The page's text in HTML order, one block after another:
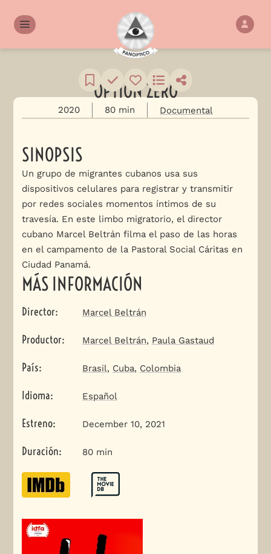
OPTION ZERO
2020 80 min Documental
SINOPSIS
Un grupo de migrantes cubanos usa sus
dispositivos celulares para registrar y transmitir
por redes sociales momentos íntimos de su
travesía. En este limbo migratorio, el director
cubano Marcel Beltrán filma el paso de las horas
en el campamento de la Pastoral Social Cáritas en
Ciudad Panamá.
MÁS INFORMACIÓN
Director: Marcel Beltrán
Productor: Marcel Beltrán, Paula Gastaud
País: Brasil, Cuba, Colombia
Idioma: Español
Estreno: December 10, 2021
Duración: 80 min